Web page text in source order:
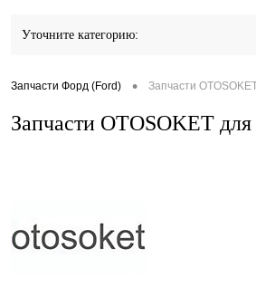
Уточните категорию:
Запчасти Форд (Ford) • Запчасти
Запчасти OTOSOKET для